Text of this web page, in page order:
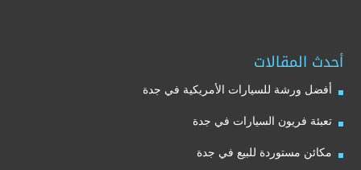
أحدث المقالات
أفضل ورشة للسيارات الأمريكية في جدة
تعبئة فريون السيارات في جدة
مكائن مستوردة للبيع في جدة